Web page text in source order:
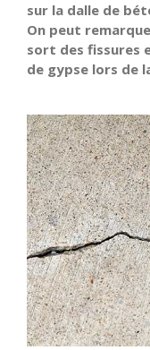
sur la dalle de
On peut
sort des fissures
de gypse lors de